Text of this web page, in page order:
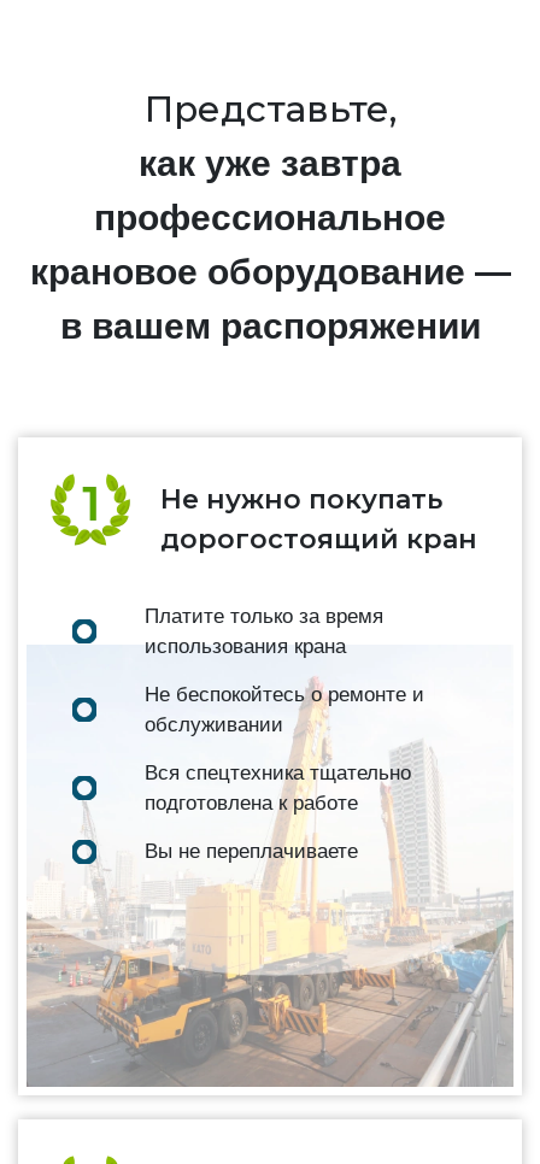
Представьте,
как уже завтра
профессиональное
крановое оборудование —
в вашем распоряжении
Не нужно покупать
дорогостоящий кран
Платите только за время
использования крана
Не беспокойтесь о ремонте и
обслуживании
Вся спецтехника тщательно
подготовлена к работе
Вы не переплачиваете